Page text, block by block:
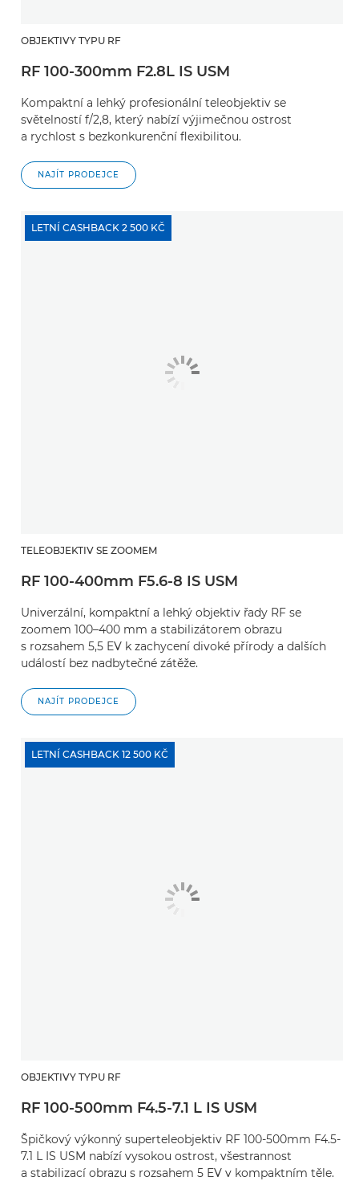
OBJEKTIVY TYPU RF
RF 100-300mm F2.8L IS USM
Kompaktní a lehký profesionální teleobjektiv se
světelností f/2,8, který nabízí výjimečnou ostrost
a rychlost s bezkonkurenční flexibilitou.
NAJÍT PRODEJCE
LETNÍ CASHBACK 2 500 KČ
TELEOBJEKTIV SE ZOOMEM
RF 100-400mm F5.6-8 IS USM
Univerzální, kompaktní a lehký objektiv řady RF se
zoomem 100–400 mm a stabilizátorem obrazu
s rozsahem 5,5 EV k zachycení divoké přírody a dalších
událostí bez nadbytečné zátěže.
NAJÍT PRODEJCE
LETNÍ CASHBACK 12 500 KČ
OBJEKTIVY TYPU RF
RF 100-500mm F4.5-7.1 L IS USM
Špičkový výkonný superteleobjektiv RF 100-500mm F4.5-
7.1 L IS USM nabízí vysokou ostrost, všestrannost
a stabilizací obrazu s rozsahem 5 EV v kompaktním těle.